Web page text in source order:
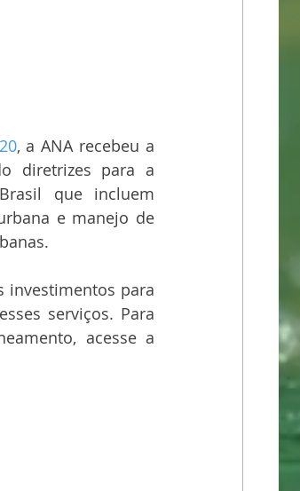
, a ANA recebeu a
diretrizes para a
que incluem
e manejo de
investimentos para
serviços. Para
acesse a